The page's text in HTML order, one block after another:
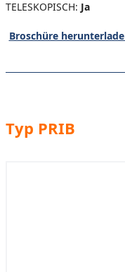
TELESKOPISCH: Ja
Broschüre
Typ PRIB